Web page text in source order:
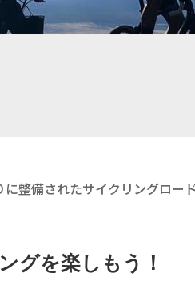
整備されたサイクリングロー
グを楽しもう！